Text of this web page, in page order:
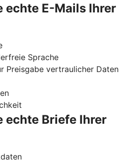
echte E-Mails Ihrer
Sprache
Preisgabe vertraulicher Daten
echte Briefe Ihrer